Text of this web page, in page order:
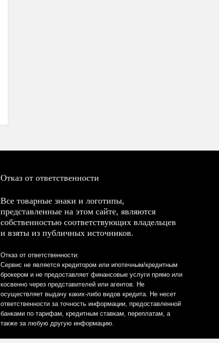
Отказ от ответственности
Все товарные знаки и логотипы,
представленные на этом сайте, являются
собственностью соответствующих владельцев
и взяты из публичных источников.
Отказ от ответственности:
Сервис не является кредитором или ипотечным/кредитным
брокером и не предоставляет финансовые услуги прямо или
косвенно через представителей или агентов. Не
осуществляет выдачу каких-либо видов кредита. Не несет
ответственности за точность информации, предоставленной
банками по тарифам, кредитным ставкам, переплатам, а
также за любую другую информацию.